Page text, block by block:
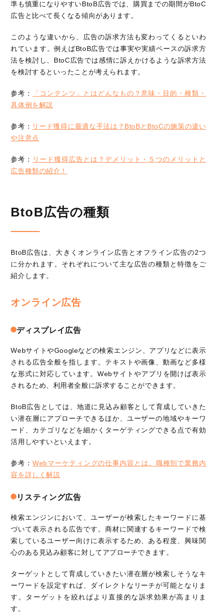
準も慎重になりやすいBtoB広告では、購買までの期間がBtoC
広告と比べて長くなる傾向があります。
このような違いから、広告の訴求方法も変わってくるといわ
れています。例えばBtoB広告では事実や実績ベースの訴求方
法を検討し、BtoC広告では感情に訴えかけるような訴求方法
を検討するといったことが考えられます。
参考：
「コンテンツ」とはどんなもの？意味・目的・種類・
具体例を解説
参考： リード獲得に最適な手法は？BtoBとBtoCの施策の違い
や注意点
参考：
リード獲得広告とは？デメリット・５つのメリットと
広告種類の紹介！
BtoB広告の種類
BtoB広告は、大きくオンライン広告とオフライン広告の2つ
に分かれます。それぞれについて主な広告の種類と特徴をご
紹介します。
オンライン広告
ディスプレイ広告
WebサイトやGoogleなどの検索エンジン、アプリなどに表示
される広告全般を指します。テキストや画像、動画など多様
な形式に対応しています。Webサイトやアプリを開けば表示
されるため、利用者全般に訴求することができます。
BtoB広告としては、地道に見込み顧客として育成していきた
い潜在層にアプローチできるほか、ユーザーの地域やキーワ
ード、カテゴリなどを細かくターゲティングできる点で有効
活用しやすいといえます。
参考：Webマーケティングの仕事内容とは。職種別で業務内
容を詳しく解説
リスティング広告
検索エンジンにおいて、ユーザーが検索したキーワードに基
づいて表示される広告です。商材に関連するキーワードで検
索しているユーザー向けに表示するため、ある程度、興味関
心のある見込み顧客に対してアプローチできます。
ターゲットとして育成していきたい潜在層が検索しそうなキ
ーワードを設定すれば、ダイレクトなリーチが可能となりま
す。ターゲットを絞ればより直接的な訴求効果が高まりま
す。